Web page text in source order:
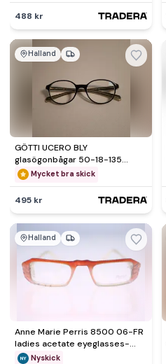
488 kr
Halland
GÖTTI UCERO BLY
glasögonbågar 50-18-135
Germany Swiss Design svarta
(dam)
Mycket bra skick
495 kr
Halland
Anne Marie Perris 8500 06-FR
ladies acetate eyeglasses-
original clear lenses-NEW
Nyskick